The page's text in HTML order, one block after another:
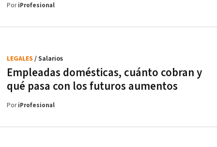
PoriProfesional
Empleadas domésticas, cuánto cobran y
qué pasa con los futuros aumentos
LEGALES / Salarios
PoriProfesional